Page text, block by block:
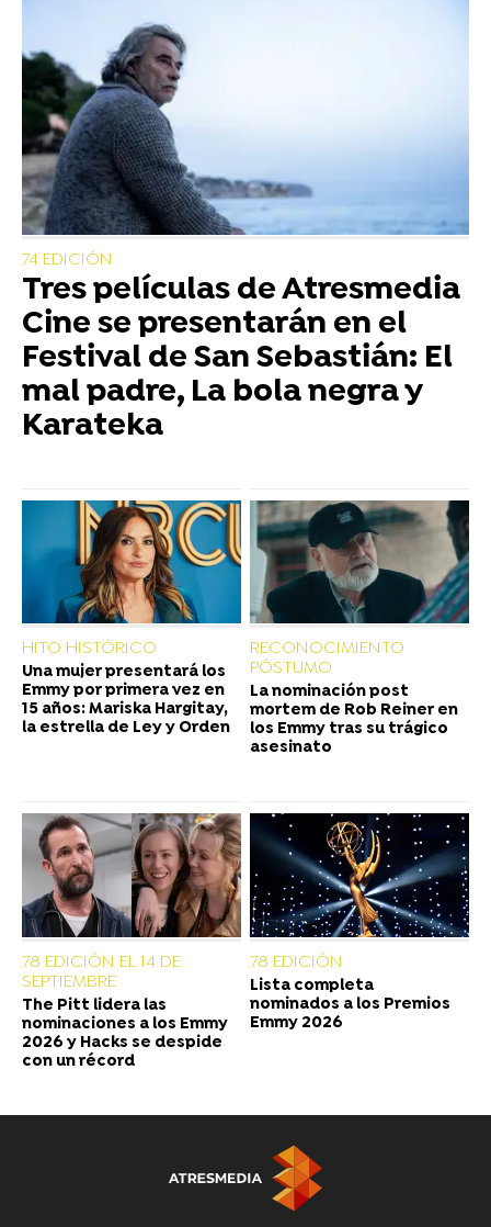
74 EDICIÓN
Tres películas de Atresmedia
Cine se presentarán en el
Festival de San Sebastián: El
mal padre, La bola negra y
Karateka
HITO HISTÓRICO
Una mujer presentará los
Emmy por primera vez en
15 años: Mariska Hargitay,
la estrella de Ley y Orden
RECONOCIMIENTO
PÓSTUMO
La nominación post
mortem de Rob Reiner en
los Emmy tras su trágico
asesinato
78 EDICIÓN EL 14 DE
SEPTIEMBRE
The Pitt lidera las
nominaciones a los Emmy
2026 y Hacks se despide
con un récord
78 EDICIÓN
Lista completa
nominados a los Premios
Emmy 2026